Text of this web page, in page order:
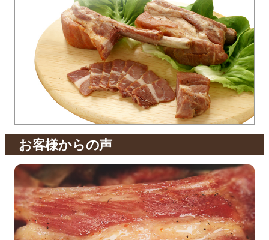
お客様からの声